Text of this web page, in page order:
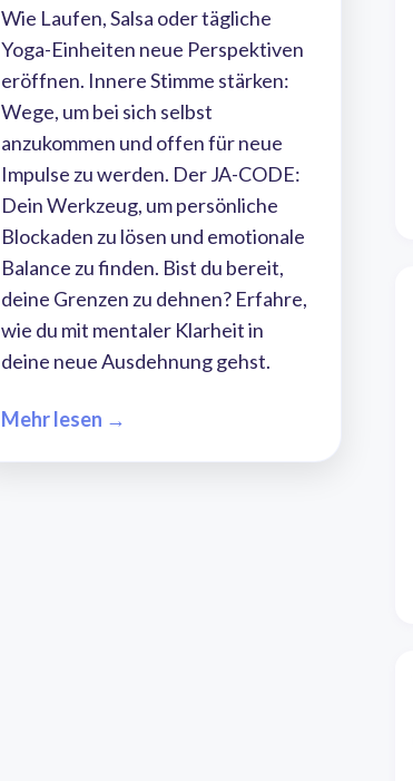
Wie Laufen, Salsa oder tägliche
Yoga-Einheiten neue Perspektiven
eröffnen. Innere Stimme stärken:
Wege, um bei sich selbst
anzukommen und offen für neue
Impulse zu werden. Der JA-CODE:
Dein Werkzeug, um persönliche
Blockaden zu lösen und emotionale
Balance zu finden. Bist du bereit,
deine Grenzen zu dehnen? Erfahre,
wie du mit mentaler Klarheit in
deine neue Ausdehnung gehst.
Mehr lesen →